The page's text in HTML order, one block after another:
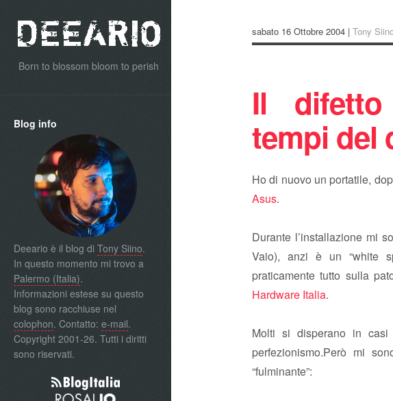
Born to blossom bloom to perish
Blog info
Deeario è il blog di Tony Siino.
In questo momento mi trovo a
Palermo (Italia).
Informazioni estese su questo
blog sono racchiuse nel
colophon. Contatto: e-mail.
Copyright 2001-26. Tutti i diritti
sono riservati.
sabato 16 Ottobre 2004 |Tony
Il
tempi del
Ho di nuovo un portatile,
Asus.
Durante l’installazione mi
Vaio), anzi è un “white
praticamente tutto sulla
Hardware Italia.
Molti si disperano in
perfezionismo.Però mi
“fulminante”: